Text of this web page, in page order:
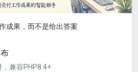
成果，而不是给出答案
兼容PHP8.4+